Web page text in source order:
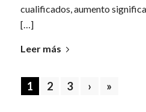
cualificados, aumento
[…]
Leer más
1 2 3 › »